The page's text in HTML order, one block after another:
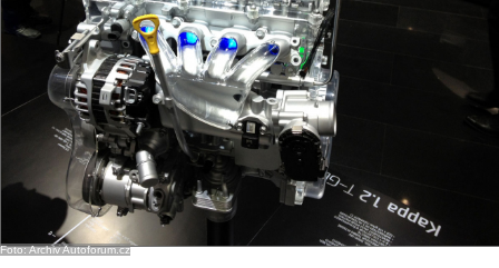
- Ostatní
Diskuzní fórum
Sledujte nás!
Foto: Archiv Autoforum.cz